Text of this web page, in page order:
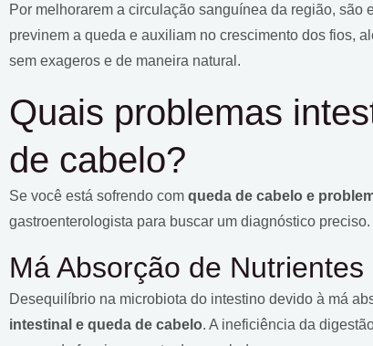
Por melhorarem a circulação sanguínea da região,
previnem a queda e auxiliam no crescimento dos fios,
sem exageros e de maneira natural.
Quais problemas
de cabelo?
Se você está sofrendo com queda de cabelo e
gastroenterologista para buscar um diagnóstico preciso.
Má Absorção de Nutrientes
Desequilíbrio na microbiota do intestino devido à má
intestinal e queda de cabelo. A ineficiência da